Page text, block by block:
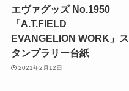
エヴァグッズ No.1950
「A.T.FIELD
EVANGELION WORK」ス
タンプラリー台紙
2021年2月12日